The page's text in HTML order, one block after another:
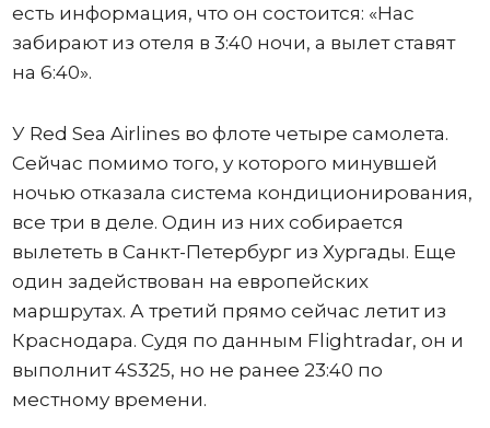
есть информация, что он состоится: «Нас
забирают из отеля в 3:40 ночи, а вылет ставят
на 6:40».
У Red Sea Airlines во флоте четыре самолета.
Сейчас помимо того, у которого минувшей
ночью отказала система кондиционирования,
все три в деле. Один из них собирается
вылететь в Санкт-Петербург из Хургады. Еще
один задействован на европейских
маршрутах. А третий прямо сейчас летит из
Краснодара. Судя по данным Flightradar, он и
выполнит 4S325, но не ранее 23:40 по
местному времени.